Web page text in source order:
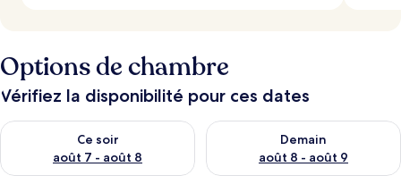
Options de chambre
Vérifiez la disponibilité pour ces dates
Ce soir
août 7 - août 8
Vérifier la disponibilité pour ce soir août 7 - août 8
Demain
août 8 - août 9
Vérifier la disponibilité pour